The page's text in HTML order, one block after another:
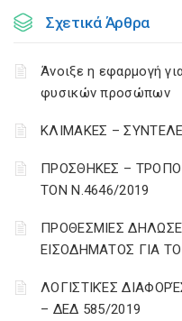
Σχετικά Άρθρα
Άνοιξε η εφαρμογή
φυσικών προσώπων
ΚΛΙΜΑΚΕΣ –
ΠΡΟΣΘΗΚΕΣ –
ΤΟΝ Ν.4646/2019
ΠΡΟΘΕΣΜΙΕΣ
ΕΙΣΟΔΗΜΑΤΟΣ ΓΙΑ
ΛΟΓΙΣΤΙΚΈΣ
– ΔΕΔ 585/2019